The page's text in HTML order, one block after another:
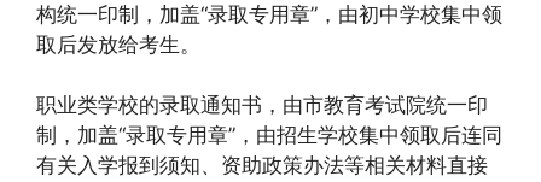
构统一印制，加盖“录取专用章”，由初中学校集中领
取后发放给考生。
职业类学校的录取通知书，由市教育考试院统一印
制，加盖“录取专用章”，由招生学校集中领取后连同
有关入学报到须知、资助政策办法等相关材料直接